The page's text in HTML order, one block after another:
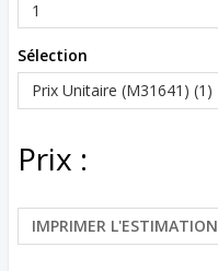
Sélection
Prix :
IMPRIMER L'ESTIMATION